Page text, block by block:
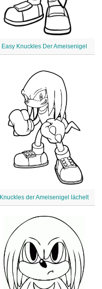
Easy Knuckles Der Ameisenigel
Knuckles der Ameisenigel lächelt